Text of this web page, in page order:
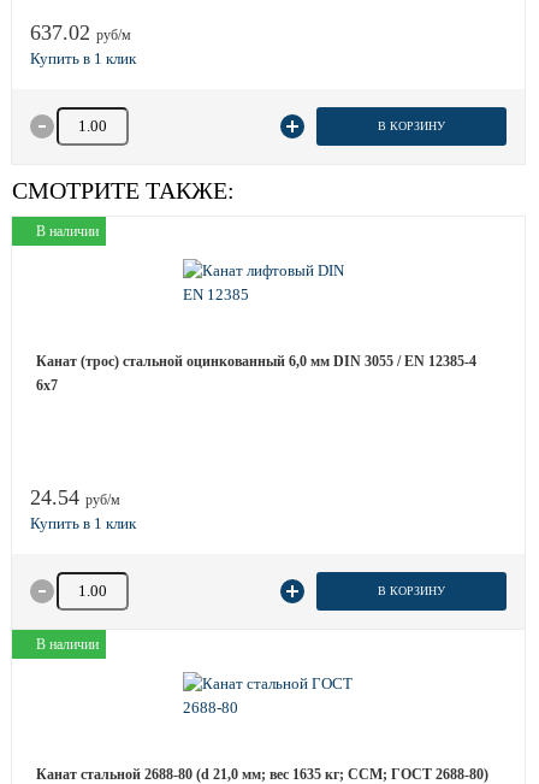
637.02 руб/м
Количество товара В КОРЗИНУ
СМОТРИТЕ ТАКЖЕ:
В наличии
Канат (трос) стальной оцинкованный 6,0 мм DIN 3055 / EN 12385-4
6x7
24.54 руб/м
Количество товара В КОРЗИНУ
В наличии
Канат стальной 2688-80 (d 21,0 мм; вес 1635 кг; ССМ; ГОСТ 2688-80)